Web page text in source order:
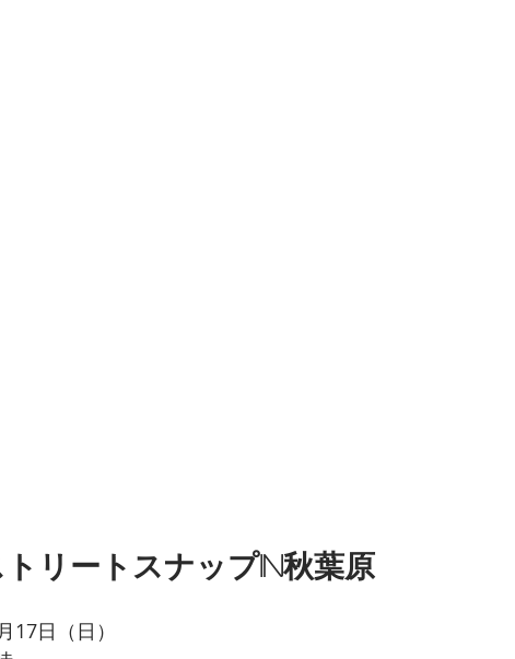
リートスナップin秋葉原
17日（日）